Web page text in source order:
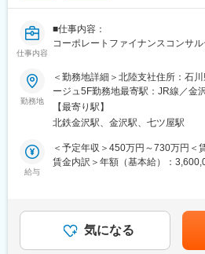
ンサルティングをする中で、営業
込みながら推進する点は、経営視
とやりがいを感じることができます
■企業の特長：
ビジョン策定・M＆A・DX戦略策
ショナルから顧客最適のチームを
ティング」で、より本質的な課題を
仕事内容
■仕事内容：
コーポレートファイナンスコンサ
営システム構築、IPO 支援まで、
最適なコンサルティングを提供い
えてビジネスモデルを再設計し、
そのモデルを実現する最適なビジ
ます。
【具体的には】
面でまとめ、企画提案書を作成。
〇提案報告、受注活動：
診断結果、立案した改善プラン、
勤務地
＜勤務地詳細＞北陸支社住所：
ージュ5F勤務地最寄駅：JR線／金
煙【最寄り駅】
北鉄金沢駅、金沢駅、七ツ屋駅
給与
＜予定年収＞450万円～730万円＜
賃金内訳＞年額（基本給）：
手当＞有＜給与補足＞※賞与につい
が基本給に組み込まれることにな
に応じてインセンティブとして追
気になる